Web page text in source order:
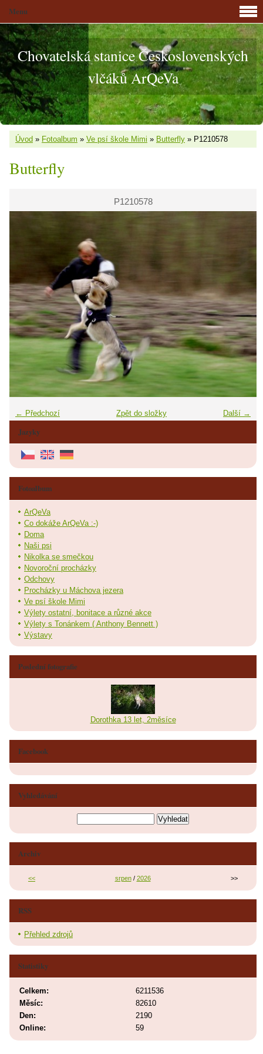
Chovatelská stanice Československých
vlčáků ArQeVa
Úvod » Fotoalbum » Ve psí škole Mimi » Butterfly » P1210578
Butterfly
P1210578
← Předchozí Další →
Zpět do složky
Jazyky
Menu
Fotoalbum
ArQeVa
Co dokáže ArQeVa :-)
Doma
Naši psi
Nikolka se smečkou
Novoroční procházky
Odchovy
Procházky u Máchova jezera
Ve psí škole Mimi
Výlety ostatní, bonitace a různé akce
Výlety s Tonánkem ( Anthony Bennett )
Výstavy
Poslední fotografie
Dorothka 13 let, 2měsíce
Facebook
Vyhledávání
Archiv
<< srpen/ 2026 >>
RSS
Přehled zdrojů
Statistiky
Online: 59
Celkem:
6211536
Měsíc:
82610
Den:
2190